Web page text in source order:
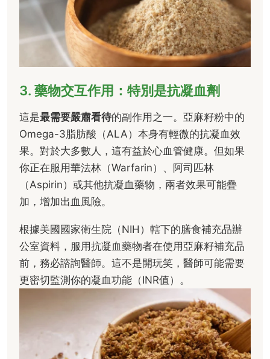
3. 藥物交互作用：特別是抗凝血劑
這是最需要嚴肅看待的副作用之一。亞麻籽粉中的
Omega-3脂肪酸（ALA）本身有輕微的抗凝血效
果。對於大多數人，這有益於心血管健康。但如果
你正在服用華法林（Warfarin）、阿司匹林
（Aspirin）或其他抗凝血藥物，兩者效果可能疊
加，增加出血風險。
根據美國國家衛生院（NIH）轄下的膳食補充品辦
公室資料，服用抗凝血藥物者在使用亞麻籽補充品
前，務必諮詢醫師。這不是開玩笑，醫師可能需要
更密切監測你的凝血功能（INR值）。